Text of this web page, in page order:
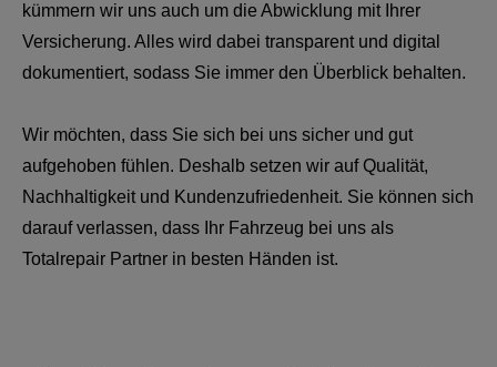
kümmern wir uns auch um die Abwicklung mit Ihrer
Versicherung. Alles wird dabei transparent und digital
dokumentiert, sodass Sie immer den Überblick behalten.
Wir möchten, dass Sie sich bei uns sicher und gut
aufgehoben fühlen. Deshalb setzen wir auf Qualität,
Nachhaltigkeit und Kundenzufriedenheit. Sie können sich
darauf verlassen, dass Ihr Fahrzeug bei uns als
Totalrepair Partner in besten Händen ist.